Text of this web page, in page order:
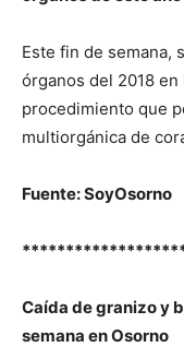
Este fin de semana,
órganos del 2018
procedimiento que
multiorgánica de
Fuente: SoyOsorno
Caída de granizo y
semana en Osorno